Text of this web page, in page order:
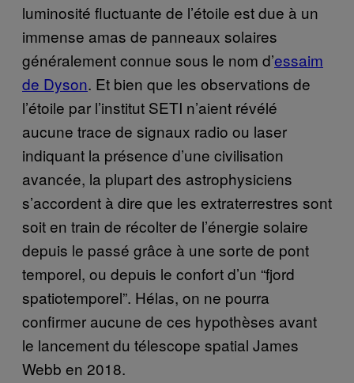
luminosité fluctuante de l’étoile est due à un
immense amas de panneaux solaires
généralement connue sous le nom d’essaim
de Dyson. Et bien que les observations de
l’étoile par l’institut SETI n’aient révélé
aucune trace de signaux radio ou laser
indiquant la présence d’une civilisation
avancée, la plupart des astrophysiciens
s’accordent à dire que les extraterrestres sont
soit en train de récolter de l’énergie solaire
depuis le passé grâce à une sorte de pont
temporel, ou depuis le confort d’un “fjord
spatiotemporel”. Hélas, on ne pourra
confirmer aucune de ces hypothèses avant
le lancement du télescope spatial James
Webb en 2018.